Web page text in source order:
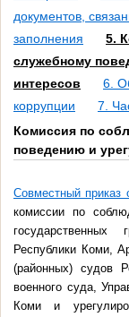
документов,
заполнения
5.
служебному
интересов
6.
коррупции
7.
Комиссия по
поведению и
Совместный приказ
комиссии по
Республики Коми,
(районных) судов
военного суда,
Коми и